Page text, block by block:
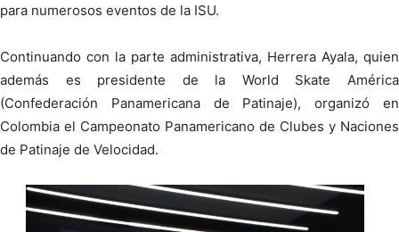
para numerosos eventos de la ISU.
Continuando con la parte administrativa, Herrera Ayala, quien
además es presidente de la World Skate América
(Confederación Panamericana de Patinaje), organizó en
Colombia el Campeonato Panamericano de Clubes y Naciones
de Patinaje de Velocidad.